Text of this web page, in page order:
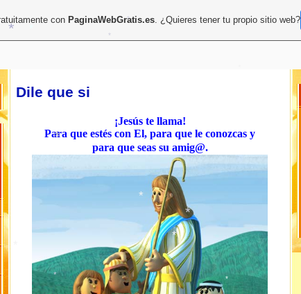
Dile que si
¡Jesús te llama!
Para que estés con El, para que le conozcas y
para que seas su amig@.
con PaginaWebGratis.es. ¿Quieres tener tu propio sitio web?
*
*